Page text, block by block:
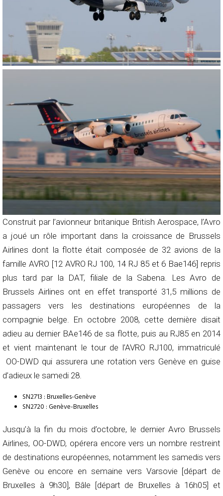
Construit par l’avionneur britanique British Aerospace, l’Avro
a joué un rôle important dans la croissance de Brussels
Airlines dont la flotte était composée de 32 avions de la
famille AVRO [12 AVRO RJ 100, 14 RJ 85 et 6 Bae146] repris
plus tard par la DAT, filiale de la Sabena. Les Avro de
Brussels Airlines ont en effet transporté 31,5 millions de
passagers vers les destinations européennes de la
compagnie belge. En octobre 2008, cette dernière disait
adieu au dernier BAe146 de sa flotte, puis au RJ85 en 2014
et vient maintenant le tour de l’AVRO RJ100, immatriculé
OO-DWD qui assurera une rotation vers Genève en guise
d’adieux le samedi 28.
SN2713 : Bruxelles-Genève
SN2720 : Genève-Bruxelles
Jusqu’à la fin du mois d’octobre, le dernier Avro Brussels
Airlines, OO-DWD, opérera encore vers un nombre restreint
de destinations européennes, notamment les samedis vers
Genève ou encore en semaine vers Varsovie [départ de
Bruxelles à 9h30], Bâle [départ de Bruxelles à 16h05] et